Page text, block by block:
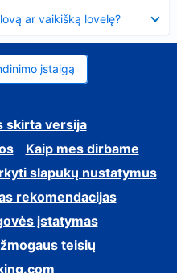
ar vaikišką lovelę?
įstaigą
skirta versija
Kaip mes dirbame
slapukų nustatymus
rekomendacijas
įstatymas
teisių